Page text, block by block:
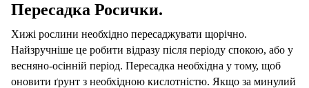
Пересадка Росички.
Хижі рослини необхідно пересаджувати щорічно.
Найзручніше це робити відразу після періоду спокою, або у
весняно-осінній період. Пересадка необхідна у тому, щоб
оновити ґрунт з необхідною кислотністю. Якщо за минулий